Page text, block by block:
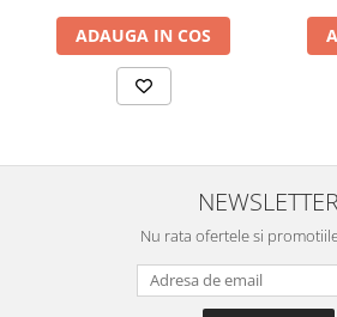
ADAUGA IN COS
Nu rata ofertele si